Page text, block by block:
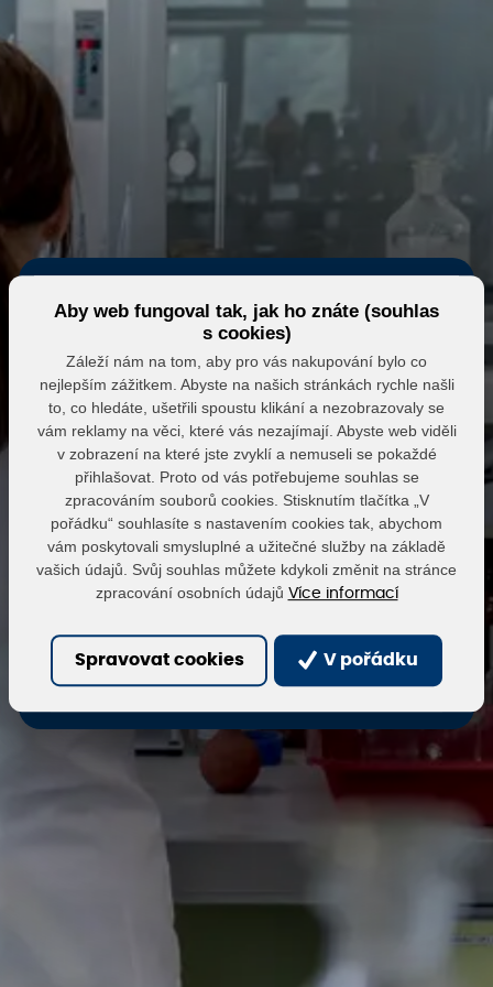
Eshop MK MARKET
Přihlášení do partnerské zóny
E-mail
Heslo
Přihlásit Obnovit heslo
Zaregistrovat se
Aby web fungoval tak, jak ho znáte (souhlas
s cookies)
Záleží nám na tom, aby pro vás nakupování bylo co
nejlepším zážitkem. Abyste na našich stránkách rychle našli
to, co hledáte, ušetřili spoustu klikání a nezobrazovaly se
vám reklamy na věci, které vás nezajímají. Abyste web viděli
v zobrazení na které jste zvyklí a nemuseli se pokaždé
přihlašovat. Proto od vás potřebujeme souhlas se
zpracováním souborů cookies. Stisknutím tlačítka „V
pořádku“ souhlasíte s nastavením cookies tak, abychom
vám poskytovali smysluplné a užitečné služby na základě
vašich údajů. Svůj souhlas můžete kdykoli změnit na stránce
zpracování osobních údajů Více informací
Spravovat cookies V pořádku